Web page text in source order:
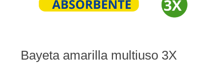
Bayeta amarilla multiuso 3X